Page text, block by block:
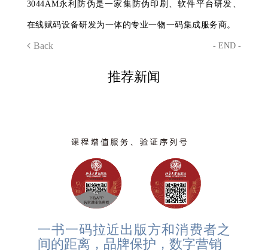
3044AM永利防伪是一家集防伪印刷、软件平台研发、
在线赋码设备研发为一体的专业一物一码集成服务商。
Back - END -
推荐新闻
一书一码拉近出版方和消费者之
间的距离，品牌保护，数字营销